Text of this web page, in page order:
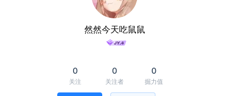
然然今天吃鼠鼠
0
关注
0
关注者
0
掘力值